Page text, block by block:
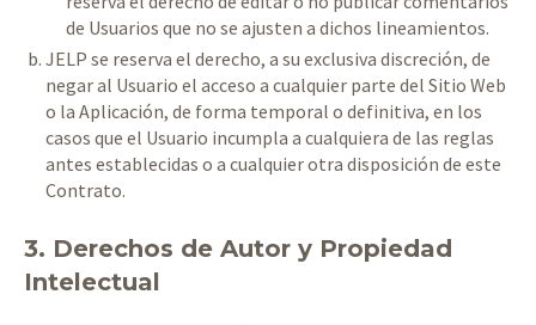
de Usuarios que no se ajusten a dichos lineamientos.
JELP se reserva el derecho, a su exclusiva discreción, de
negar al Usuario el acceso a cualquier parte del Sitio Web
o la Aplicación, de forma temporal o definitiva, en los
casos que el Usuario incumpla a cualquiera de las reglas
antes establecidas o a cualquier otra disposición de este
Contrato.
3. Derechos de Autor y Propiedad
Intelectual